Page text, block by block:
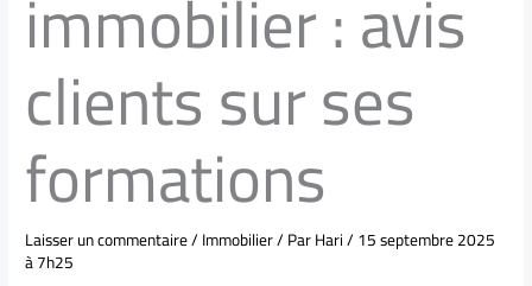
clients sur ses
formations
Laisser un commentaire/Immobilier/ ParHari/15 septembre 2025
à 7h25